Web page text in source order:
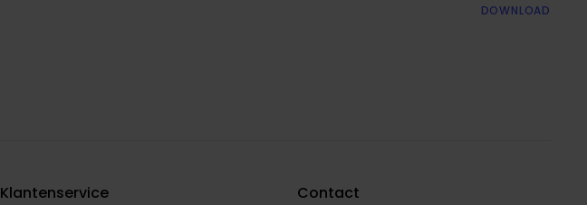
DOWNLOAD
Klantenservice Contact